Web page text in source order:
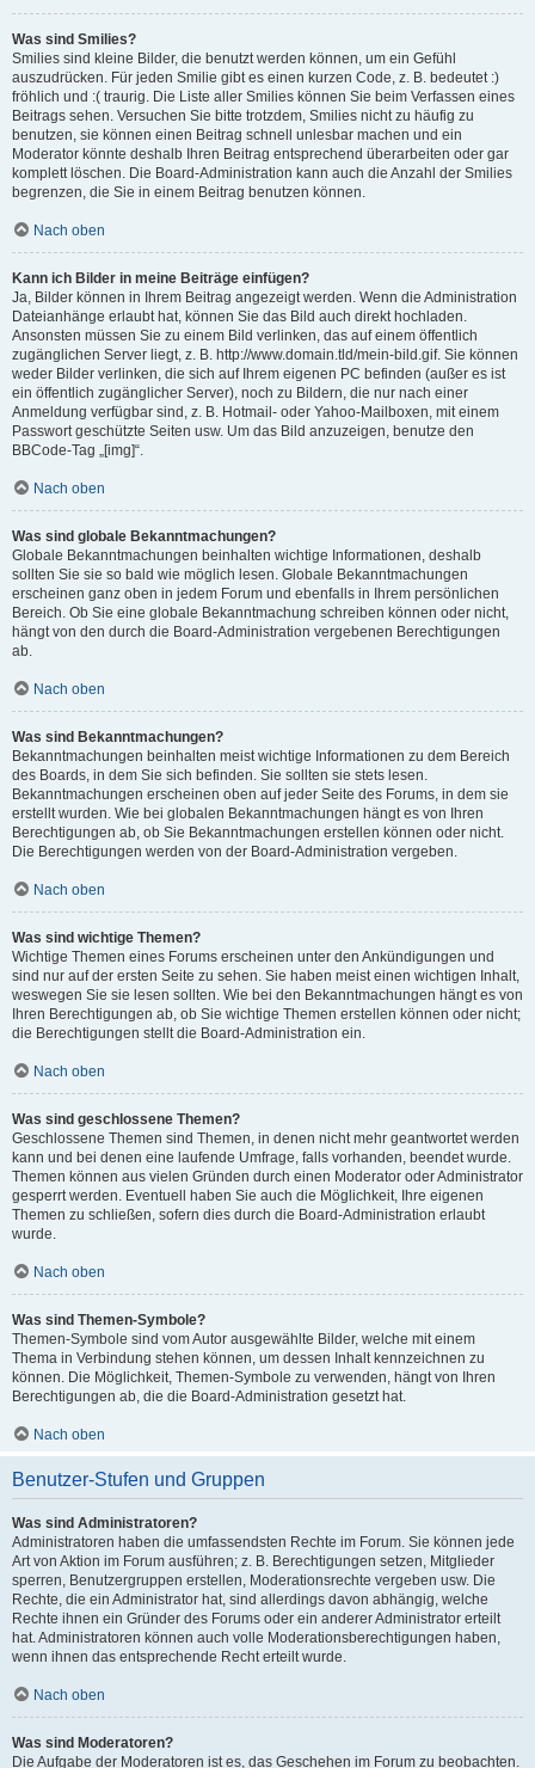
Was sind Smilies?
Smilies sind kleine Bilder, die benutzt werden können, um ein Gefühl
auszudrücken. Für jeden Smilie gibt es einen kurzen Code, z. B. bedeutet :)
fröhlich und :( traurig. Die Liste aller Smilies können Sie beim Verfassen eines
Beitrags sehen. Versuchen Sie bitte trotzdem, Smilies nicht zu häufig zu
benutzen, sie können einen Beitrag schnell unlesbar machen und ein
Moderator könnte deshalb Ihren Beitrag entsprechend überarbeiten oder gar
komplett löschen. Die Board-Administration kann auch die Anzahl der Smilies
begrenzen, die Sie in einem Beitrag benutzen können.
Nach oben
Kann ich Bilder in meine Beiträge einfügen?
Ja, Bilder können in Ihrem Beitrag angezeigt werden. Wenn die Administration
Dateianhänge erlaubt hat, können Sie das Bild auch direkt hochladen.
Ansonsten müssen Sie zu einem Bild verlinken, das auf einem öffentlich
zugänglichen Server liegt, z. B. http://www.domain.tld/mein-bild.gif. Sie können
weder Bilder verlinken, die sich auf Ihrem eigenen PC befinden (außer es ist
ein öffentlich zugänglicher Server), noch zu Bildern, die nur nach einer
Anmeldung verfügbar sind, z. B. Hotmail- oder Yahoo-Mailboxen, mit einem
Passwort geschützte Seiten usw. Um das Bild anzuzeigen, benutze den
BBCode-Tag „[img]“.
Nach oben
Was sind globale Bekanntmachungen?
Globale Bekanntmachungen beinhalten wichtige Informationen, deshalb
sollten Sie sie so bald wie möglich lesen. Globale Bekanntmachungen
erscheinen ganz oben in jedem Forum und ebenfalls in Ihrem persönlichen
Bereich. Ob Sie eine globale Bekanntmachung schreiben können oder nicht,
hängt von den durch die Board-Administration vergebenen Berechtigungen
ab.
Nach oben
Was sind Bekanntmachungen?
Bekanntmachungen beinhalten meist wichtige Informationen zu dem Bereich
des Boards, in dem Sie sich befinden. Sie sollten sie stets lesen.
Bekanntmachungen erscheinen oben auf jeder Seite des Forums, in dem sie
erstellt wurden. Wie bei globalen Bekanntmachungen hängt es von Ihren
Berechtigungen ab, ob Sie Bekanntmachungen erstellen können oder nicht.
Die Berechtigungen werden von der Board-Administration vergeben.
Nach oben
Was sind wichtige Themen?
Wichtige Themen eines Forums erscheinen unter den Ankündigungen und
sind nur auf der ersten Seite zu sehen. Sie haben meist einen wichtigen Inhalt,
weswegen Sie sie lesen sollten. Wie bei den Bekanntmachungen hängt es von
Ihren Berechtigungen ab, ob Sie wichtige Themen erstellen können oder nicht;
die Berechtigungen stellt die Board-Administration ein.
Nach oben
Was sind geschlossene Themen?
Geschlossene Themen sind Themen, in denen nicht mehr geantwortet werden
kann und bei denen eine laufende Umfrage, falls vorhanden, beendet wurde.
Themen können aus vielen Gründen durch einen Moderator oder Administrator
gesperrt werden. Eventuell haben Sie auch die Möglichkeit, Ihre eigenen
Themen zu schließen, sofern dies durch die Board-Administration erlaubt
wurde.
Nach oben
Was sind Themen-Symbole?
Themen-Symbole sind vom Autor ausgewählte Bilder, welche mit einem
Thema in Verbindung stehen können, um dessen Inhalt kennzeichnen zu
können. Die Möglichkeit, Themen-Symbole zu verwenden, hängt von Ihren
Berechtigungen ab, die die Board-Administration gesetzt hat.
Nach oben
Benutzer-Stufen und Gruppen
Was sind Administratoren?
Administratoren haben die umfassendsten Rechte im Forum. Sie können jede
Art von Aktion im Forum ausführen; z. B. Berechtigungen setzen, Mitglieder
sperren, Benutzergruppen erstellen, Moderationsrechte vergeben usw. Die
Rechte, die ein Administrator hat, sind allerdings davon abhängig, welche
Rechte ihnen ein Gründer des Forums oder ein anderer Administrator erteilt
hat. Administratoren können auch volle Moderationsberechtigungen haben,
wenn ihnen das entsprechende Recht erteilt wurde.
Nach oben
Was sind Moderatoren?
Die Aufgabe der Moderatoren ist es, das Geschehen im Forum zu beobachten.